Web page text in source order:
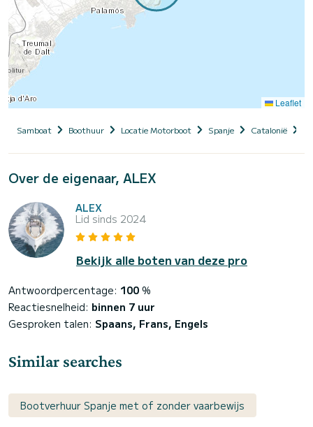
Leaflet
Samboat Boothuur Locatie Motorboot Spanje Catalonië
Over de eigenaar, ALEX
ALEX
Lid sinds 2024
Bekijk alle boten van deze pro
Antwoordpercentage: 100 %
Reactiesnelheid: binnen 7 uur
Gesproken talen: Spaans, Frans, Engels
Similar searches
Bootverhuur Spanje met of zonder vaarbewijs